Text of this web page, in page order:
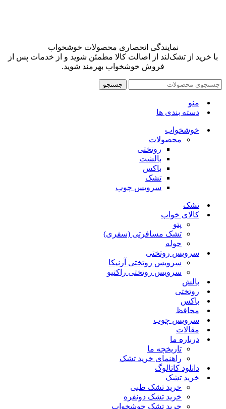
نمایندگی انحصاری محصولات خوشخواب
با خرید از تشک‌لند از اصالت کالا مطمئن شوید و از خدمات پس از
فروش خوشخواب بهرمند شوید.
جستجو
منو
دسته بندی ها
خوشخواب
محصولات
روتختی
بالشت
باکس
تشک
سرویس چوب
تشک
کالای خواب
پتو
تشک مسافرتی (سفری)
حوله
سرویس روتختی
سرویس روتختی آرنیکا
سرویس روتختی راکتیو
بالش
روتختی
باکس
محافظ
سرویس چوب
مقالات
درباره ما
تاریخچه ما
راهنمای خرید تشک
دانلود کاتالوگ
خرید تشک
خرید تشک طبی
خرید تشک دونفره
خرید تشک خوشخواب